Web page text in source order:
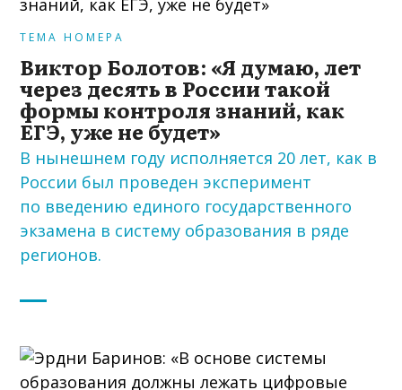
ТЕМА НОМЕРА
Виктор Болотов: «Я думаю, лет
через десять в России такой
формы контроля знаний, как
ЕГЭ, уже не будет»
В нынешнем году исполняется 20 лет, как в
России был проведен эксперимент
по введению единого государственного
экзамена в систему образования в ряде
регионов.